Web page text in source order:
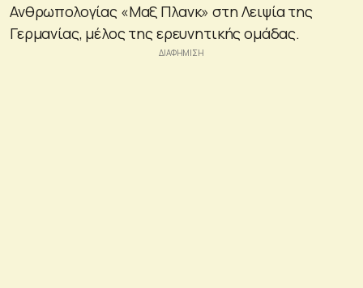
Ανθρωπολογίας «Μαξ Πλανκ» στη Λειψία της
Γερμανίας, μέλος της ερευνητικής ομάδας.